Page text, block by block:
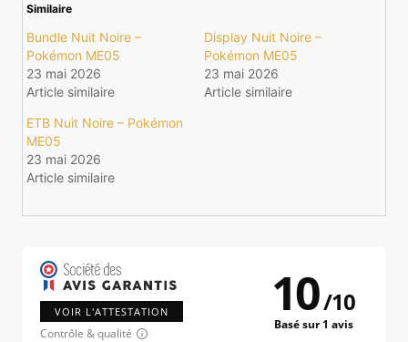
Similaire
Bundle Nuit Noire –
Pokémon ME05
23 mai 2026
Article similaire
Display Nuit Noire –
Pokémon ME05
23 mai 2026
Article similaire
ETB Nuit Noire – Pokémon
ME05
23 mai 2026
Article similaire
VOIR L'ATTESTATION
Contrôle & qualité
10/10
Basé sur 1 avis